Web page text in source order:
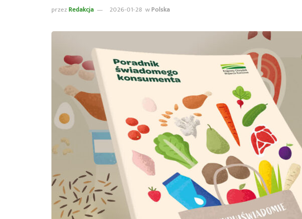
przezRedakcja 2026-01-28 wPolska